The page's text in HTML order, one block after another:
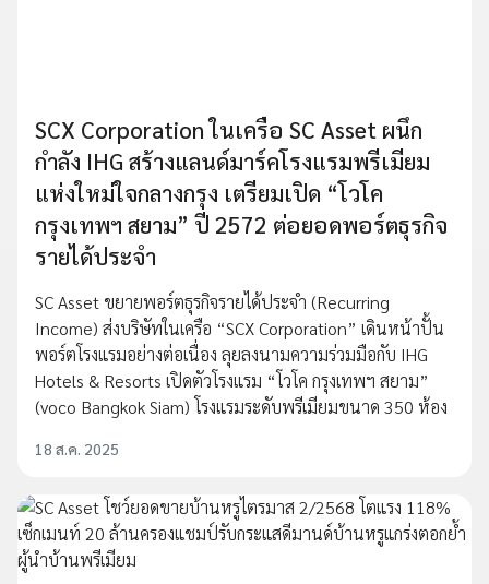
SCX Corporation ในเครือ SC Asset ผนึก
กำลัง IHG สร้างแลนด์มาร์คโรงแรมพรีเมียม
แห่งใหม่ใจกลางกรุง เตรียมเปิด “โวโค
กรุงเทพฯ สยาม” ปี 2572 ต่อยอดพอร์ตธุรกิจ
รายได้ประจำ
SC Asset ขยายพอร์ตธุรกิจรายได้ประจำ (Recurring
Income) ส่งบริษัทในเครือ “SCX Corporation” เดินหน้าปั้น
พอร์ตโรงแรมอย่างต่อเนื่อง ลุยลงนามความร่วมมือกับ IHG
Hotels & Resorts เปิดตัวโรงแรม “โวโค กรุงเทพฯ สยาม”
(voco Bangkok Siam) โรงแรมระดับพรีเมียมขนาด 350 ห้อง
18 ส.ค. 2025